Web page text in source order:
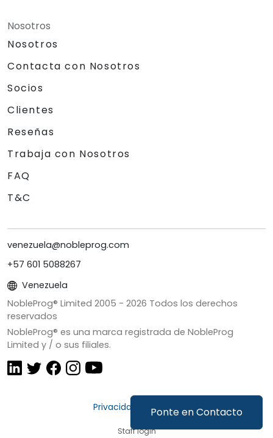
Ponte en Contacto
Nosotros
Nosotros
Contacta con Nosotros
Socios
Clientes
Reseñas
Trabaja con Nosotros
FAQ
T&C
venezuela@nobleprog.com
+57 601 5088267
Venezuela
NobleProg® Limited 2005 - 2026 Todos los derechos
reservados
NobleProg® es una marca registrada de NobleProg
Limited y / o sus filiales.
Privacidad y Cookies
Staff login